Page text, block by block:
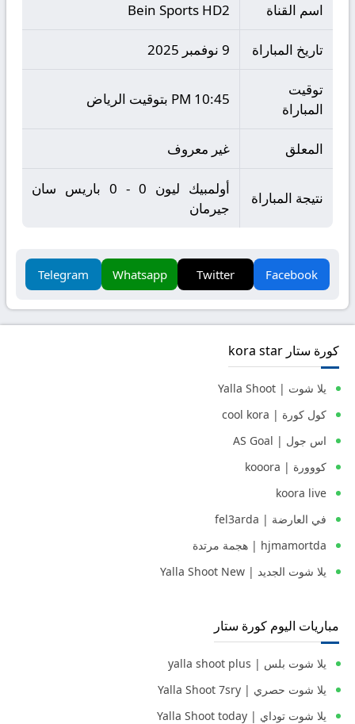
اسم القناة Bein Sports HD2
تاريخ المباراة 9 نوفمبر 2025
توقيت
المباراة
10:45 PM بتوقيت الرياض
المعلق غير معروف
نتيجة المباراة
أولمبيك ليون 0 - 0 باريس سان
جيرمان
Facebook
Twitter
Whatsapp
Telegram
كورة ستار kora star
يلا شوت | Yalla Shoot
كول كورة | cool kora
اس جول | AS Goal
كووورة | kooora
koora live
في العارضة | fel3arda
hjmamortda | هجمة مرتدة
يلا شوت الجديد | Yalla Shoot New
مباريات اليوم كورة ستار
يلا شوت بلس | yalla shoot plus
يلا شوت حصري | Yalla Shoot 7sry
يلا شوت توداي | Yalla Shoot today